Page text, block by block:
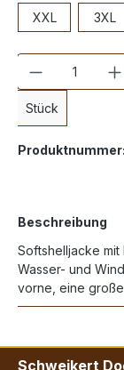
XXL 3XL
Anzahl
Stück
Produktnummer:
Beschreibung
Softshelljacke
Wasser- und
vorne, eine
Schweikert